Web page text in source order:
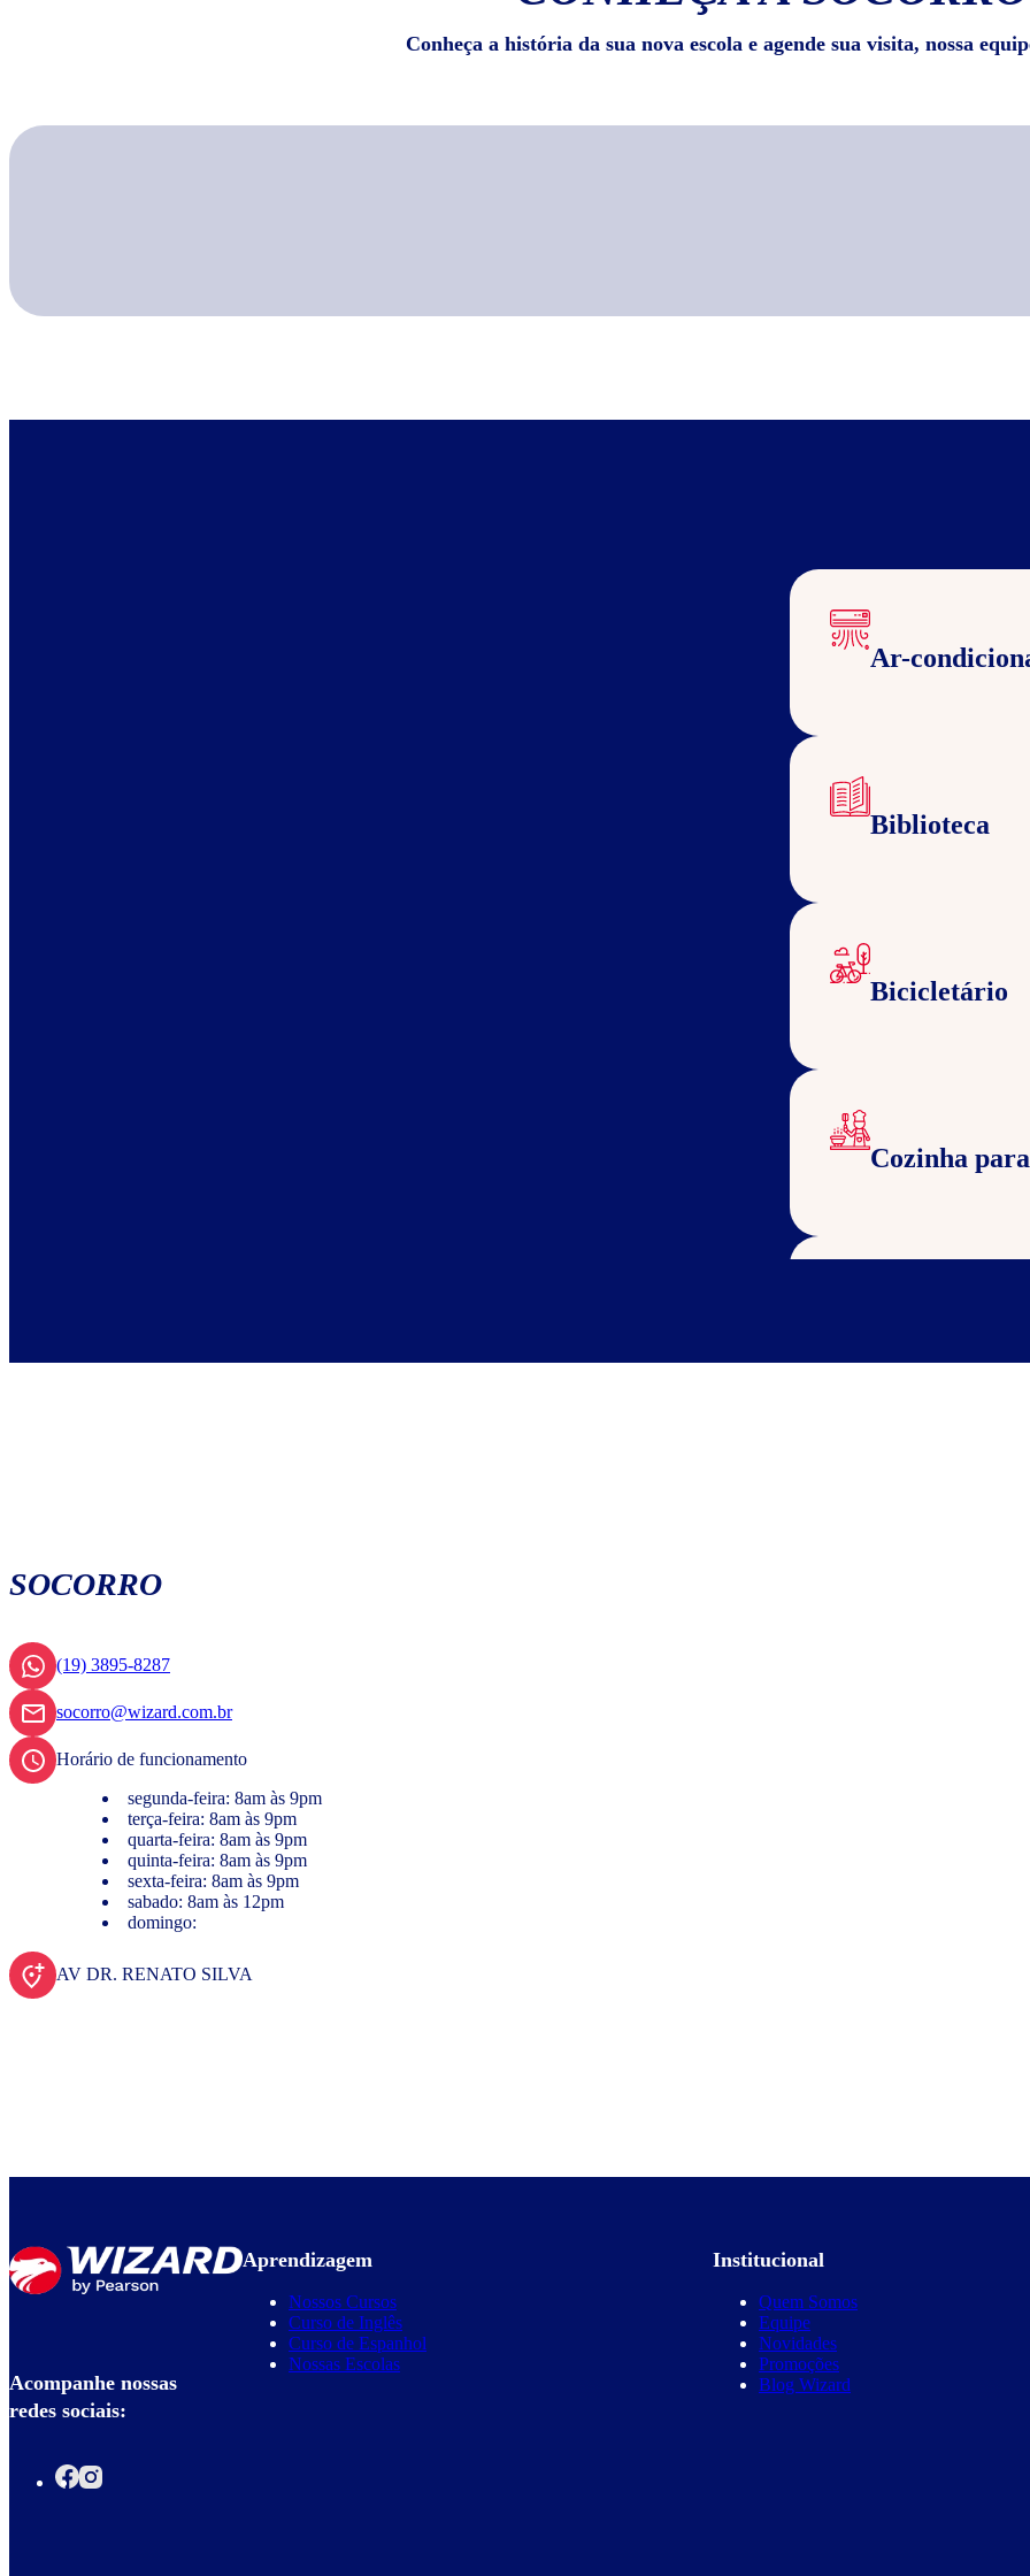
Conheça a história da sua nova escola e agende sua visita, nossa
Ar-
Biblioteca
Bicicletário
Cozinha
SOCORRO
(19) 3895-8287
socorro@wizard.com.br
Horário de funcionamento
segunda-feira: 8am às 9pm
terça-feira: 8am às 9pm
quarta-feira: 8am às 9pm
quinta-feira: 8am às 9pm
sexta-feira: 8am às 9pm
sabado: 8am às 12pm
domingo:
AV DR. RENATO SILVA
Acompanhe nossas
redes sociais:
Aprendizagem
Nossos Cursos
Curso de Inglês
Curso de Espanhol
Nossas Escolas
Institucional
Quem Somos
Equipe
Novidades
Promoções
Blog Wizard